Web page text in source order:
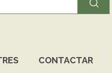
CONTACTAR